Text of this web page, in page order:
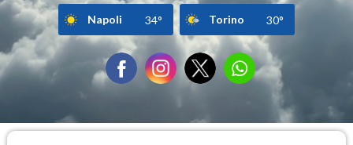
Napoli 34° Torino 30°